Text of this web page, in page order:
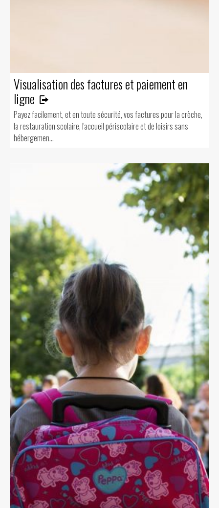
Visualisation des factures et paiement en
ligne
Payez facilement, et en toute sécurité, vos factures pour la crèche,
la restauration scolaire, l'accueil périscolaire et de loisirs sans
hébergemen...